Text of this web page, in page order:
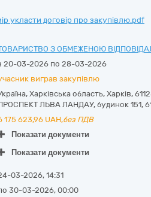
укласти договір про закупівлю.pdf
З ОБМЕЖЕНОЮ
20-03-2026 по 28-03-2026
виграв закупівлю
, Харківська область, Харків,
ЛЬВА ЛАНДАУ, будинок 151,
175 623,96 UAH,без ПДВ
Показати документи
Показати документи
03-2026, 14:31
30-03-2026, 00:00